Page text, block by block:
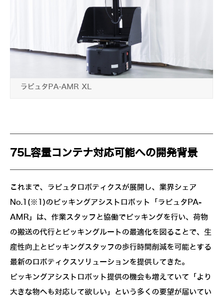
ラピュタPA-AMR XL
75L容量コンテナ対応可能への開発背景
これまで、ラピュタロボティクスが展開し、業界シェア
No.1(※1)のピッキングアシストロボット「ラピュタPA-
AMR」は、作業スタッフと協働でピッキングを行い、荷物
の搬送の代行とピッキングルートの最適化を図ることで、生
産性向上とピッキングスタッフの歩行時間削減を可能とする
最新のロボティクスソリューションを提供してきた。
ピッキングアシストロボット提供の機会も増えていて「より
大きな物へも対応して欲しい」という多くの要望が届いてい